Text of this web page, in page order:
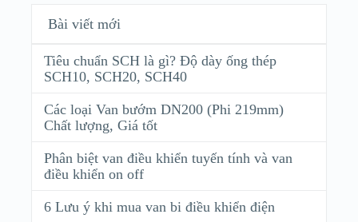
Bài viết mới
Tiêu chuẩn SCH là gì? Độ dày ống thép
SCH10, SCH20, SCH40
Các loại Van bướm DN200 (Phi 219mm)
Chất lượng, Giá tốt
Phân biệt van điều khiển tuyến tính và van
điều khiển on off
6 Lưu ý khi mua van bi điều khiển điện